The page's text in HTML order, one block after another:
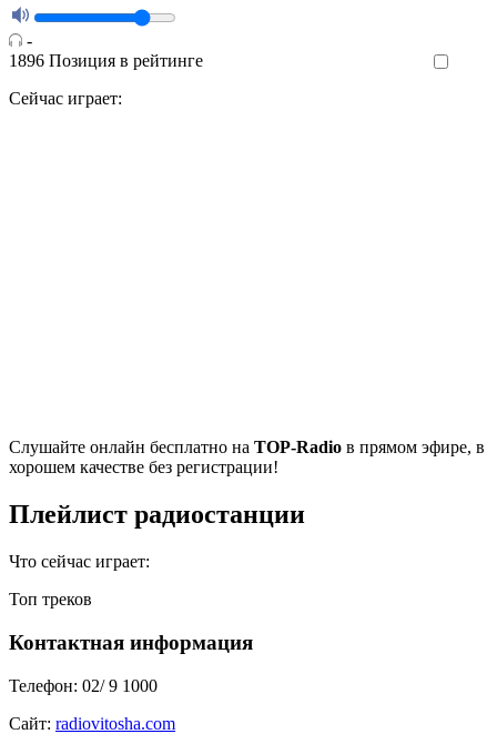
-
1896 Позиция в рейтинге
Сейчас играет:
Cлушайте онлайн бесплатно на TOP-Radio в прямом эфире, в
хорошем качестве без регистрации!
Плейлист радиостанции
Что сейчас играет:
Топ треков
Контактная информация
Телефон: 02/ 9 1000
Сайт: radiovitosha.com